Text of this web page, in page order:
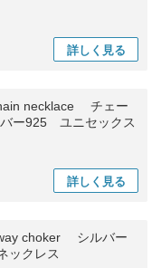
詳しく 見る
necklace チェー
ー925 ユニセックス
詳しく 見る
choker シルバー
クレス